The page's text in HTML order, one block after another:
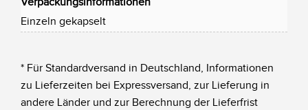
Einzeln gekapselt
* Für Standardversand in Deutschland, Informationen
zu Lieferzeiten bei Expressversand, zur Lieferung in
andere Länder und zur Berechnung der Lieferfrist